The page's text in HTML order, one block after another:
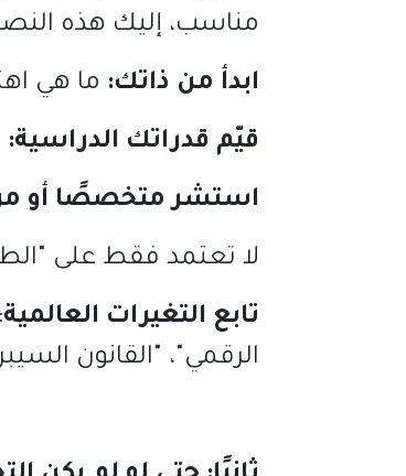
مناسب، إليك هذه
ابدأ من ذاتك: ما هي
قيّم قدراتك الدراسية:
استشر متخصصًا أو
لا تعتمد فقط على "
تابع التغيرات العالمية:
الرقمي "، "القانون